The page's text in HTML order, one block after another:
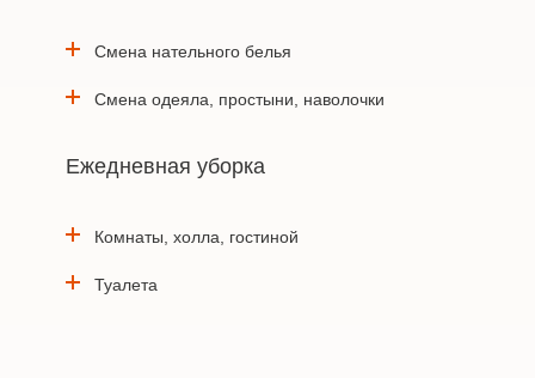
Смена нательного белья
Смена одеяла, простыни, наволочки
Ежедневная уборка
Комнаты, холла, гостиной
Туалета